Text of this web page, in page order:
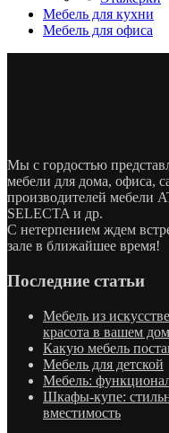
Мебель для кухни
Мебель для офиса
Мы с гордостью
мебели для дома, офиса,
производителей мебели
SELECTA и др.
С нетерпением ждем
зале в ближайшее время!
Последние статьи
Мебель из
красота в вашем
Какую мебель
Мебель для детской
Мебель:
Шкафы-купе:
вместимость